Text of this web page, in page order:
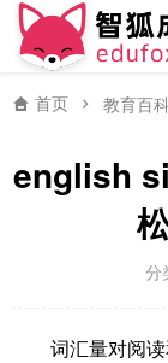
首页 教育百
english
分
词汇量对阅